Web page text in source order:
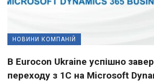
НОВИНИ КОМПАНІЙ
В Eurocon Ukraine успішно
переходу з 1С на Microsoft